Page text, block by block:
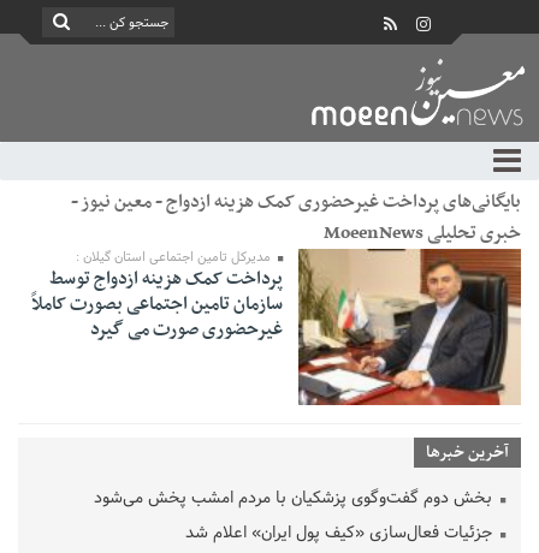
بایگانی‌های پرداخت غیرحضوری کمک هزینه ازدواج - معین نیوز -
خبری تحلیلی MoeenNews
مدیرکل تامین اجتماعی استان گیلان :
پرداخت کمک هزینه ازدواج توسط
سازمان تامین اجتماعی بصورت کاملاً
غیرحضوری صورت می گیرد
آخرین خبرها
بخش دوم گفت‌وگوی پزشکیان با مردم امشب پخش می‌شود
جزئیات فعال‌سازی «کیف پول ایران» اعلام شد